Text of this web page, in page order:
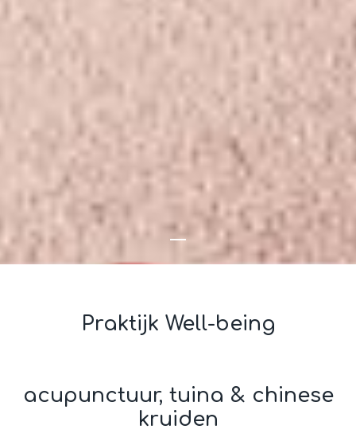
Praktijk Well-being
acupunctuur, tuina & chinese
kruiden